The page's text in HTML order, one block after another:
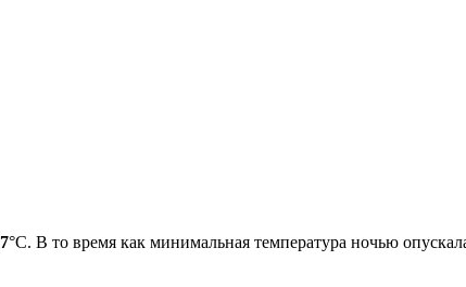
7°С. В то время как минимальная температура ночью